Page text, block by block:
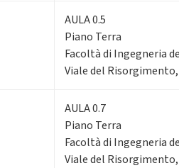
AULA 0.5
Piano Terra
Facoltà di Ingegneria
Viale del
AULA 0.7
Piano Terra
Facoltà di Ingegneria
Viale del